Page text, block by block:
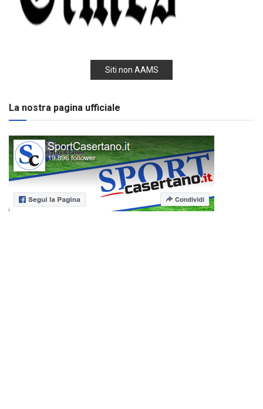
Siti non AAMS
La nostra pagina ufficiale